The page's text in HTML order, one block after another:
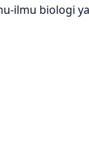
ilmu biologi